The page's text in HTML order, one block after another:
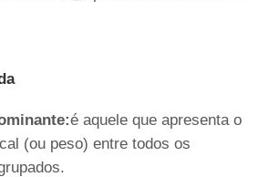
é aquele que apresenta o
(ou peso) entre todos os